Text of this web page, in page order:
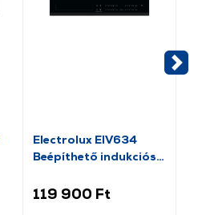
Electrolux EIV634
Beépíthető indukciós
119 900 Ft